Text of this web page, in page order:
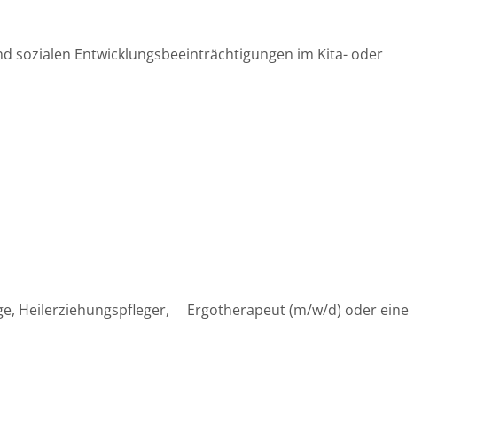
sozialen Entwicklungsbeeinträchtigungen im Kita- oder
Heilerziehungspfleger, Ergotherapeut (m/w/d) oder eine